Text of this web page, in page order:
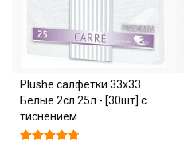
Plushe салфетки 33х33
Белые 2сл 25л - [30шт] с
тиснением